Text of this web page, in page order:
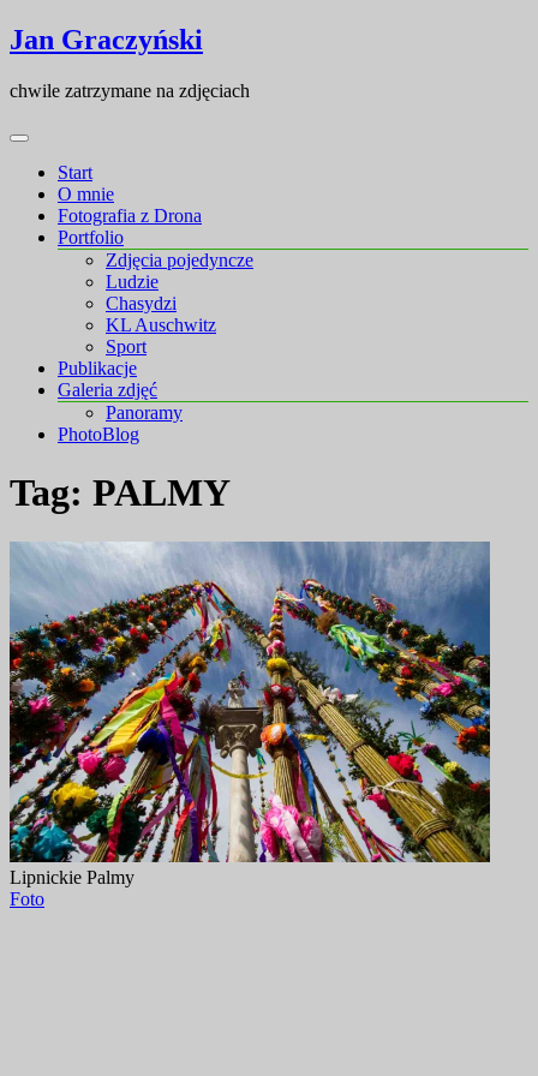
Skip
to
Skip
to
Jan Graczyński
chwile zatrzymane na zdjęciach
Start
O mnie
Fotografia z Drona
Portfolio
Zdjęcia pojedyncze
Ludzie
Chasydzi
KL Auschwitz
Sport
Publikacje
Galeria zdjęć
Panoramy
PhotoBlog
Tag: PALMY
Lipnickie Palmy
Foto